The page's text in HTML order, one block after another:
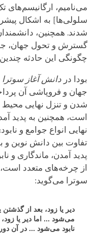
می‌نامیم، ارگانیسم‌های
سلولی‌ها] به اشکال
شدند. همچنین،
گسترش و تحول جهان،
چگونگی این حادثه چندین
بودا در دانش آغاز سوترا
جهان و فروپاشی آن
شدن و تنزل نهایی
است، همچنین به پدید
نهایی انواع جوامع و
تفاوت بین دانش نوین و
پدید آمدن، ماندگاری
از چرخه‌های متعدد است،
سوترا می‌گوید:
دیر یا زود، بعد از
می‌شود ... اما دیر یا
نابود می‌شود ... در آن